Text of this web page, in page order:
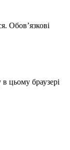
Обов’язкові
цьому браузері